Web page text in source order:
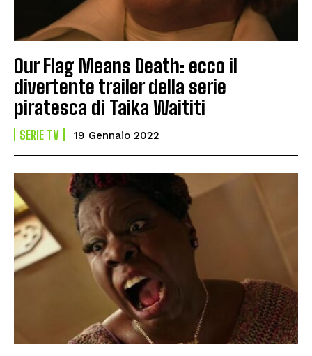
Our Flag Means Death: ecco il
divertente trailer della serie
piratesca di Taika Waititi
SERIE TV 19 Gennaio 2022